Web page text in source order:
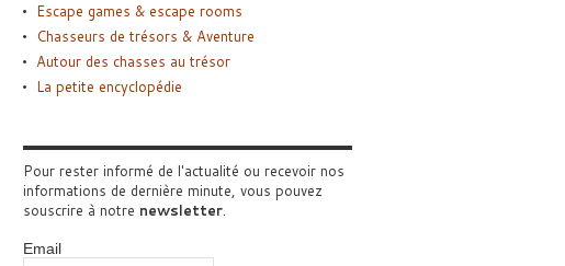
Escape games & escape rooms
Chasseurs de trésors & Aventure
Autour des chasses au trésor
La petite encyclopédie
Pour rester informé de l'actualité ou recevoir nos
informations de dernière minute, vous pouvez
souscrire à notre newsletter.
Email